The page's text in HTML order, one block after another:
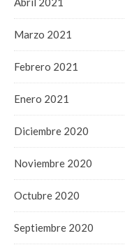
Marzo 2021
Febrero 2021
Enero 2021
Diciembre 2020
Noviembre 2020
Octubre 2020
Septiembre 2020